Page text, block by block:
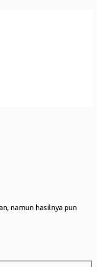
namun hasilnya pun